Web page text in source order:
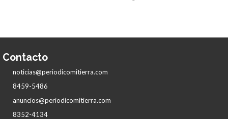
Contacto
noticias@periodicomitierra.com
8459-5486
anuncios@periodicomitierra.com
8352-4134